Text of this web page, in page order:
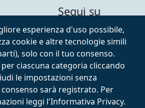
esperienza d'uso possibile,
cookie e altre tecnologie simili
solo con il tuo consenso.
ciascuna categoria cliccando
le impostazioni senza
sarà registrato. Per
leggi l'Informativa Privacy.
Segui su